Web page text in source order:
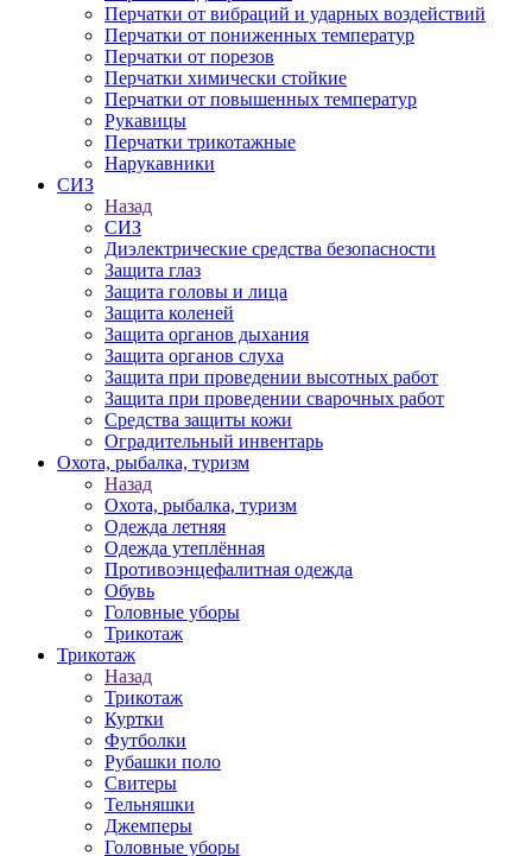
Перчатки от вибраций и ударных воздействий
Перчатки от пониженных температур
Перчатки от порезов
Перчатки химически стойкие
Перчатки от повышенных температур
Рукавицы
Перчатки трикотажные
Нарукавники
СИЗ
Назад
СИЗ
Диэлектрические средства безопасности
Защита глаз
Защита головы и лица
Защита коленей
Защита органов дыхания
Защита органов слуха
Защита при проведении высотных работ
Защита при проведении сварочных работ
Средства защиты кожи
Оградительный инвентарь
Охота, рыбалка, туризм
Назад
Охота, рыбалка, туризм
Одежда летняя
Одежда утеплённая
Противоэнцефалитная одежда
Обувь
Головные уборы
Трикотаж
Трикотаж
Назад
Трикотаж
Куртки
Футболки
Рубашки поло
Свитеры
Тельняшки
Джемперы
Головные уборы